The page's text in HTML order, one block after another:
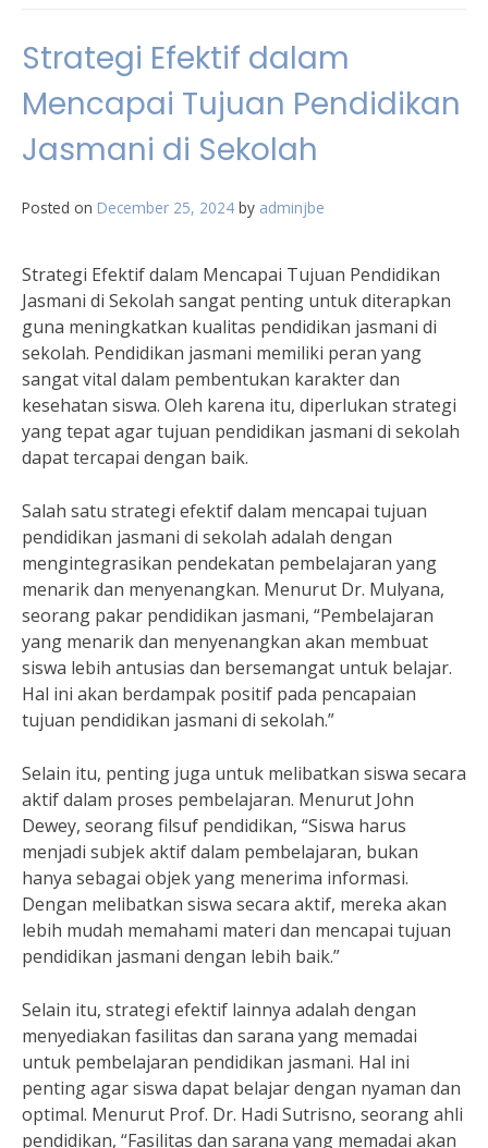
Strategi Efektif dalam
Mencapai Tujuan Pendidikan
Jasmani di Sekolah
Posted on December 25, 2024 by adminjbe
Strategi Efektif dalam Mencapai Tujuan Pendidikan
Jasmani di Sekolah sangat penting untuk diterapkan
guna meningkatkan kualitas pendidikan jasmani di
sekolah. Pendidikan jasmani memiliki peran yang
sangat vital dalam pembentukan karakter dan
kesehatan siswa. Oleh karena itu, diperlukan strategi
yang tepat agar tujuan pendidikan jasmani di sekolah
dapat tercapai dengan baik.
Salah satu strategi efektif dalam mencapai tujuan
pendidikan jasmani di sekolah adalah dengan
mengintegrasikan pendekatan pembelajaran yang
menarik dan menyenangkan. Menurut Dr. Mulyana,
seorang pakar pendidikan jasmani, “Pembelajaran
yang menarik dan menyenangkan akan membuat
siswa lebih antusias dan bersemangat untuk belajar.
Hal ini akan berdampak positif pada pencapaian
tujuan pendidikan jasmani di sekolah.”
Selain itu, penting juga untuk melibatkan siswa secara
aktif dalam proses pembelajaran. Menurut John
Dewey, seorang filsuf pendidikan, “Siswa harus
menjadi subjek aktif dalam pembelajaran, bukan
hanya sebagai objek yang menerima informasi.
Dengan melibatkan siswa secara aktif, mereka akan
lebih mudah memahami materi dan mencapai tujuan
pendidikan jasmani dengan lebih baik.”
Selain itu, strategi efektif lainnya adalah dengan
menyediakan fasilitas dan sarana yang memadai
untuk pembelajaran pendidikan jasmani. Hal ini
penting agar siswa dapat belajar dengan nyaman dan
optimal. Menurut Prof. Dr. Hadi Sutrisno, seorang ahli
pendidikan, “Fasilitas dan sarana yang memadai akan